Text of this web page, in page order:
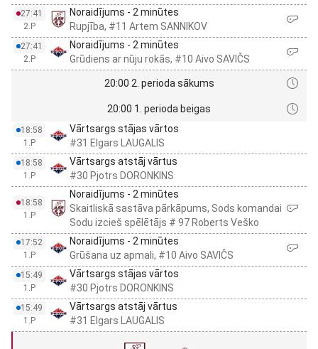
27:41
2.P
Noraidījums - 2 minūtes
Rupjība, #11 Artem SANNIKOV
27:41
2.P
Noraidījums - 2 minūtes
Grūdiens ar nūju rokās, #10 Aivo SAVIČS
20:00 2. perioda sākums
20:00 1. perioda beigas
18:58
1.P
Vārtsargs stājas vārtos
#31 Elgars LAUGALIS
18:58
1.P
Vārtsargs atstāj vārtus
#30 Pjotrs DORONKINS
18:58
1.P
Noraidījums - 2 minūtes
Skaitliskā sastāva pārkāpums, Sods komandai
Sodu izcieš spēlētājs # 97 Roberts Veško
17:52
1.P
Noraidījums - 2 minūtes
Grūšana uz apmali, #10 Aivo SAVIČS
15:49
1.P
Vārtsargs stājas vārtos
#30 Pjotrs DORONKINS
15:49
1.P
Vārtsargs atstāj vārtus
#31 Elgars LAUGALIS